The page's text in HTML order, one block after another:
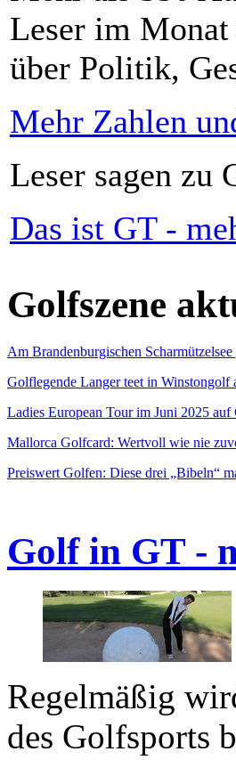
Leser im
über Politik,
Mehr Zahlen
Leser sagen zu
Das ist GT -
Golfszene
Am Brandenburgischen
Golflegende Langer teet in Winstongolf
Ladies European Tour im Juni 2025 auf
Mallorca Golfcard: Wertvoll wie nie
Preiswert Golfen: Diese drei „Bibeln“
Golf in GT -
Regelmäßig
des Golfsports